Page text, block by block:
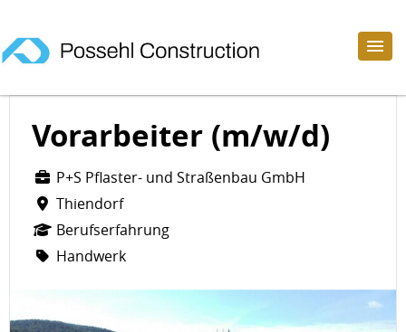
Vorarbeiter (m/w/d)
P+S Pflaster- und Straßenbau GmbH
Thiendorf
Berufserfahrung
Handwerk